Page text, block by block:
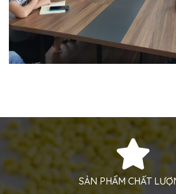
SẢN PHẨM CHẤT